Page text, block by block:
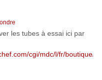
les tubes à essai ici par
cgi/mdc/l/fr/boutique/